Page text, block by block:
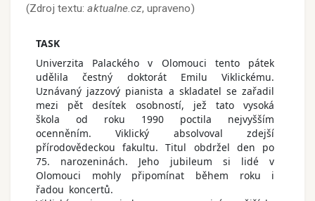
(Zdroj textu:aktualne.cz, upraveno)